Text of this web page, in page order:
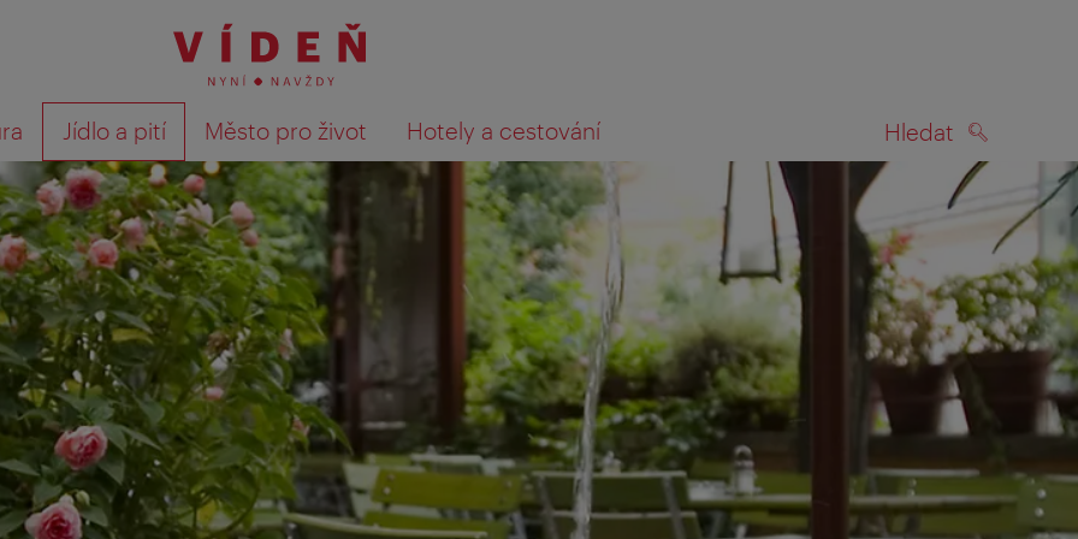
Jídlo a pití Město pro život Hotely a cestování Hledat
Výsledky hledání zobrazit na mapě HLEDAT
nevšední zážitky z dovolené!
názoru hostů. Po skončení svého pobytu budete e-mailem vyzváni k tomu, abyste se s námi podělili o svou